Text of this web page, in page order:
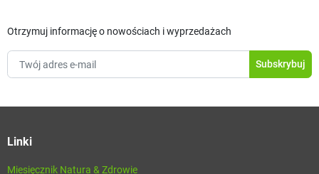
Otrzymuj informację o nowościach i wyprzedażach
Linki
Miesięcznik Natura & Zdrowie